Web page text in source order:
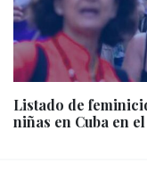
Listado de
niñas en Cuba en